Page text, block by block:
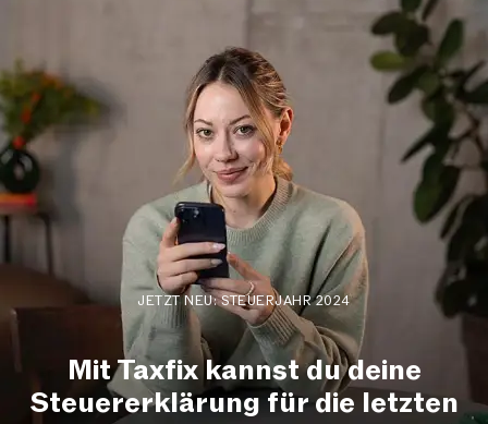
JETZT NEU: STEUERJAHR 2024
Mit Taxfix kannst du deine
Steuererklärung für die letzten